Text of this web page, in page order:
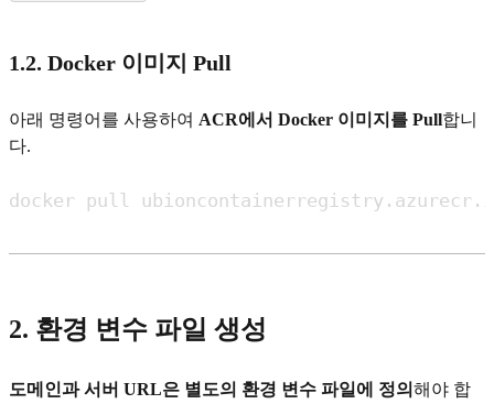
1.2. Docker 이미지 Pull
아래 명령어를 사용하여 ACR에서 Docker 이미지를 Pull합니
다.
2. 환경 변수 파일 생성
도메인과 서버 URL은 별도의 환경 변수 파일에 정의 해야 합